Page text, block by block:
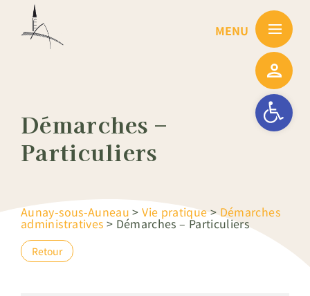
Ouvrir la
Démarches –
Particuliers
Aunay-sous-Auneau >Vie pratique>Démarches
administratives > Démarches – Particuliers
Retour